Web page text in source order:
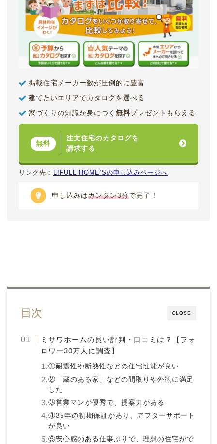
掲載住宅メーカー数が圧倒的に豊富
建てたいエリアでカタログを選べる
家づくりの知識が身につく無料プレゼントもらえる
無料
注文住宅のカタログを
請求する
リンク先 : LIFULL HOME’Sの申し込みページへ
申し込みはカンタン3分で完了！
CLOSE
目次
ミサワホームの良い評判・口コミは？【フォ
ロワー30万人に調査】
①耐震性や断熱性などの住宅性能が良い
②「蔵のある家」などの間取りや外観に満足
した
③営業マンが優秀で、提案力がある
④35年の初期保証があり、アフターサポート
が良い
⑤安心感のある仕事ぶりで、理想の住宅がで